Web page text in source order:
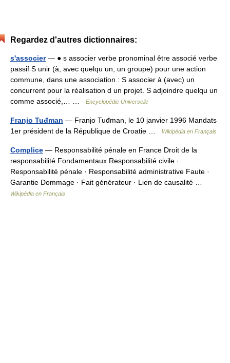
Regardez d'autres dictionnaires:
s'associer— ● s associer verbe pronominal être associé verbe
passif S unir (à, avec quelqu un, un groupe) pour une action
commune, dans une association : S associer à (avec) un
concurrent pour la réalisation d un projet. S adjoindre quelqu un
comme associé,… …
Encyclopédie Universelle
Franjo Tuđman — Franjo Tuđman, le 10 janvier 1996 Mandats
1er président de la République de Croatie …
Wikipédia en Français
Complice — Responsabilité pénale en France Droit de la
responsabilité Fondamentaux Responsabilité civile ·
Responsabilité pénale · Responsabilité administrative Faute ·
Garantie Dommage · Fait générateur · Lien de causalité …
Wikipédia en Français